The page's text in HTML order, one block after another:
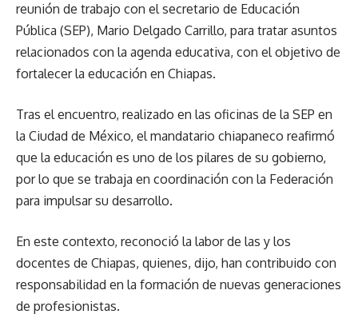
reunión de trabajo con el secretario de Educación
Pública (SEP), Mario Delgado Carrillo, para tratar asuntos
relacionados con la agenda educativa, con el objetivo de
fortalecer la educación en Chiapas.
Tras el encuentro, realizado en las oficinas de la SEP en
la Ciudad de México, el mandatario chiapaneco reafirmó
que la educación es uno de los pilares de su gobierno,
por lo que se trabaja en coordinación con la Federación
para impulsar su desarrollo.
En este contexto, reconoció la labor de las y los
docentes de Chiapas, quienes, dijo, han contribuido con
responsabilidad en la formación de nuevas generaciones
de profesionistas.